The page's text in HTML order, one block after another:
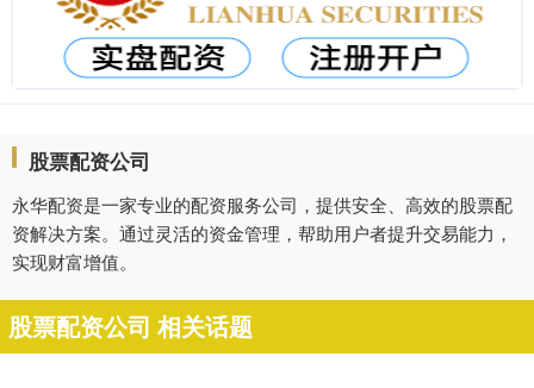
股票配资公司
永华配资是一家专业的配资服务公司，提供安全、高效的股票配
资解决方案。通过灵活的资金管理，帮助用户者提升交易能力，
实现财富增值。
股票配资公司 相关话题